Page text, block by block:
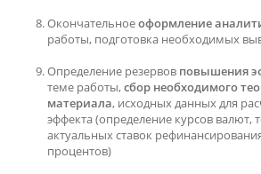
Окончательноеоформление
работы, подготовка необходимых
Определение резервов повышения
теме работы,сбор необходимого
материала, исходных данных для
эффекта (определение курсов валют,
актуальных ставок
процентов)